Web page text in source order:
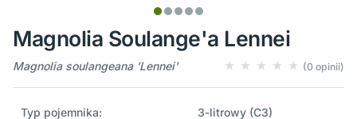
Magnolia Soulange'a Lennei
Magnolia soulangeana 'Lennei' (0 opinii)
Typ pojemnika:
3-litrowy (C3)